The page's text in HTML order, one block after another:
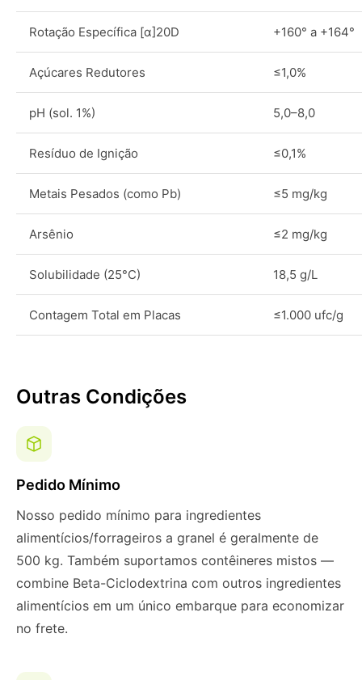
Rotação Específica [α]20D +160° a +164°
Açúcares Redutores ≤1,0%
pH (sol. 1%) 5,0–8,0
Resíduo de Ignição ≤0,1%
Metais Pesados (como Pb) ≤5 mg/kg
Arsênio ≤2 mg/kg
Solubilidade (25°C) 18,5 g/L
Contagem Total em Placas ≤1.000 ufc/g
Outras Condições
Pedido Mínimo
Nosso pedido mínimo para ingredientes
alimentícios/forrageiros a granel é geralmente de
500 kg. Também suportamos contêineres mistos —
combine Beta-Ciclodextrina com outros ingredientes
alimentícios em um único embarque para economizar
no frete.